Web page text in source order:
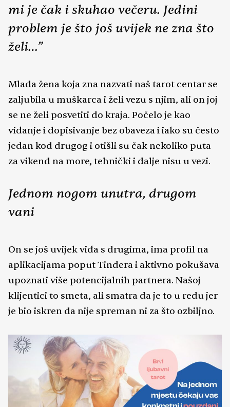
mi je čak i skuhao večeru. Jedini
problem je što još uvijek ne zna što
želi…”
Mlada žena koja zna nazvati naš tarot centar se
zaljubila u muškarca i želi vezu s njim, ali on joj
se ne želi posvetiti do kraja. Počelo je kao
viđanje i dopisivanje bez obaveza i iako su često
jedan kod drugog i otišli su čak nekoliko puta
za vikend na more, tehnički i dalje nisu u vezi.
Jednom nogom unutra, drugom
vani
On se još uvijek viđa s drugima, ima profil na
aplikacijama poput Tindera i aktivno pokušava
upoznati više potencijalnih partnera. Našoj
klijentici to smeta, ali smatra da je to u redu jer
je bio iskren da nije spreman ni za što ozbiljno.